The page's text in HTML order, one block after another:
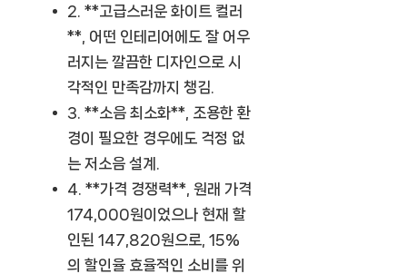
2. **고급스러운 화이트 컬러
**, 어떤 인테리어에도 잘 어우
러지는 깔끔한 디자인으로 시
각적인 만족감까지 챙김.
3. **소음 최소화**, 조용한 환
경이 필요한 경우에도 걱정 없
는 저소음 설계.
4. **가격 경쟁력**, 원래 가격
174,000원이었으나 현재 할
인된 147,820원으로, 15%
의 할인율 효율적인 소비를 위